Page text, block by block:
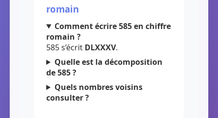
romain
Comment écrire 585 en chiffre
romain ?
585 s’écrit DLXXXV.
Quelle est la décomposition
de 585 ?
Quels nombres voisins
consulter ?